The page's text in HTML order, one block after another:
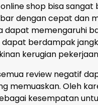
shop bisa
dengan cepat dan
dapat memengaruhi
berdampak
kerugian
review negatif
memuaskan. Oleh
kesempatan